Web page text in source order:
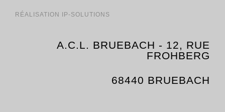
RÉALISATION IP-SOLUTIONS
A.C.L. BRUEBACH - 12, RUE
FROHBERG
68440 BRUEBACH